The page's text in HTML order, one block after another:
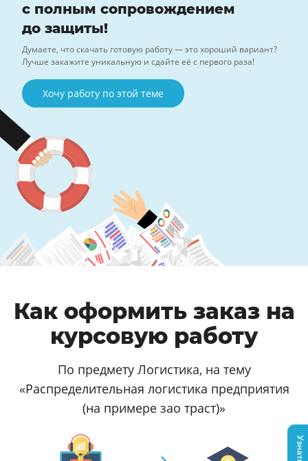
с полным сопровождением
до защиты!
Думаете, что скачать готовую работу — это хороший вариант?
Лучше закажите уникальную и сдайте её с первого раза!
Хочу работу по этой теме
Как оформить заказ на
курсовую работу
По предмету Логистика, на тему
«Распределительная логистика предприятия
(на примере зао траст)»